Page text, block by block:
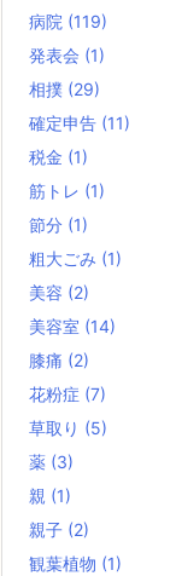
病院 (119)
発表会 (1)
相撲 (29)
確定申告 (11)
税金 (1)
筋トレ (1)
節分 (1)
粗大ごみ (1)
美容 (2)
美容室 (14)
膝痛 (2)
花粉症 (7)
草取り (5)
薬 (3)
親 (1)
親子 (2)
観葉植物 (1)